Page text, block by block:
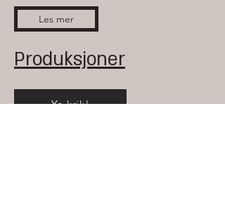
Les mer
Produksjoner
Ye krik!